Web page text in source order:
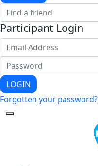
Participant Login
LOGIN
Forgotten your password?